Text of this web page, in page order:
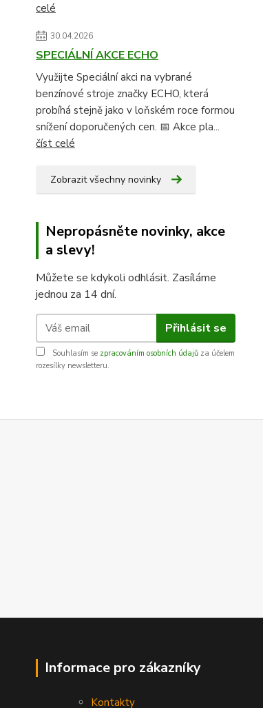
celé
30.04.2026
SPECIÁLNÍ AKCE ECHO
Využijte Speciální akci na vybrané
benzínové stroje značky ECHO, která
probíhá stejně jako v loňském roce formou
snížení doporučených cen. 📅 Akce pla...
číst celé
Zobrazit všechny novinky
Nepropásněte novinky, akce
a slevy!
Můžete se kdykoli odhlásit. Zasíláme
jednou za 14 dní.
Přihlásit se
Souhlasím se zpracováním osobních údajů za účelem
rozesílky newsletteru.
Informace pro zákazníky
Kontakty